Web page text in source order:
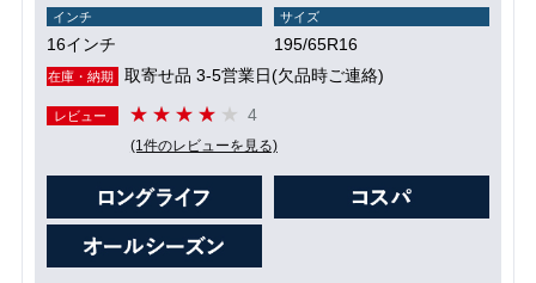
インチ
16インチ
サイズ
195/65R16
在庫・納期 取寄せ品 3-5営業日(欠品時ご連絡)
レビュー 4
(1件のレビューを見る)